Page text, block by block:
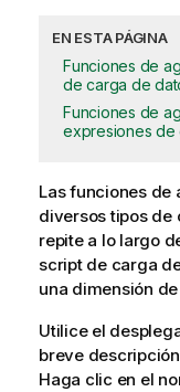
EN ESTA PÁGINA
Funciones de
de carga de
Funciones de
expresiones de
Las funciones
diversos tipos de
repite a lo largo
script de carga
una dimensión
Utilice el
breve
Haga clic en el